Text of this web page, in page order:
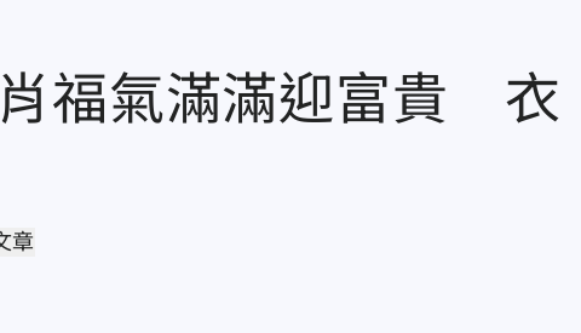
福氣滿滿迎富貴 衣
章